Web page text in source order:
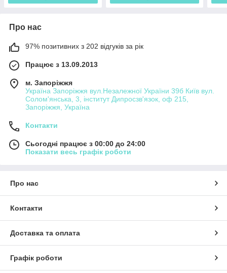
Про нас
97% позитивних з 202 відгуків за рік
Працює з 13.09.2013
м. Запоріжжя
Україна Запоріжжя вул.Незалежної України 39б Київ вул.
Солом'янська, 3, інститут Дипросзв'язок, оф 215,
Запоріжжя, Україна
Контакти
Сьогодні працює з 00:00 до 24:00
Показати весь графік роботи
Про нас
Контакти
Доставка та оплата
Графік роботи